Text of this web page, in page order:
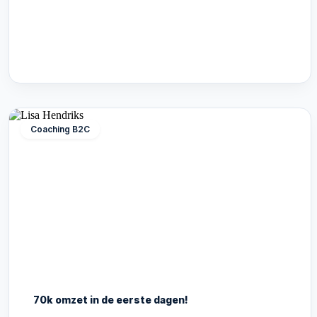
Coaching B2C
70k omzet in de eerste dagen!